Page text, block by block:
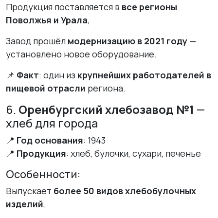
Продукция поставляется в все регионы
Поволжья и Урала,
Завод прошёл модернизацию в 2021 году —
установлено новое оборудование.
📌 Факт: один из крупнейших работодателей в
пищевой отрасли региона.
6. Оренбургский хлебозавод №1 —
хлеб для города
📍 Год основания: 1943
📍 Продукция: хлеб, булочки, сухари, печенье
Особенности:
Выпускает более 50 видов хлебобулочных
изделий,